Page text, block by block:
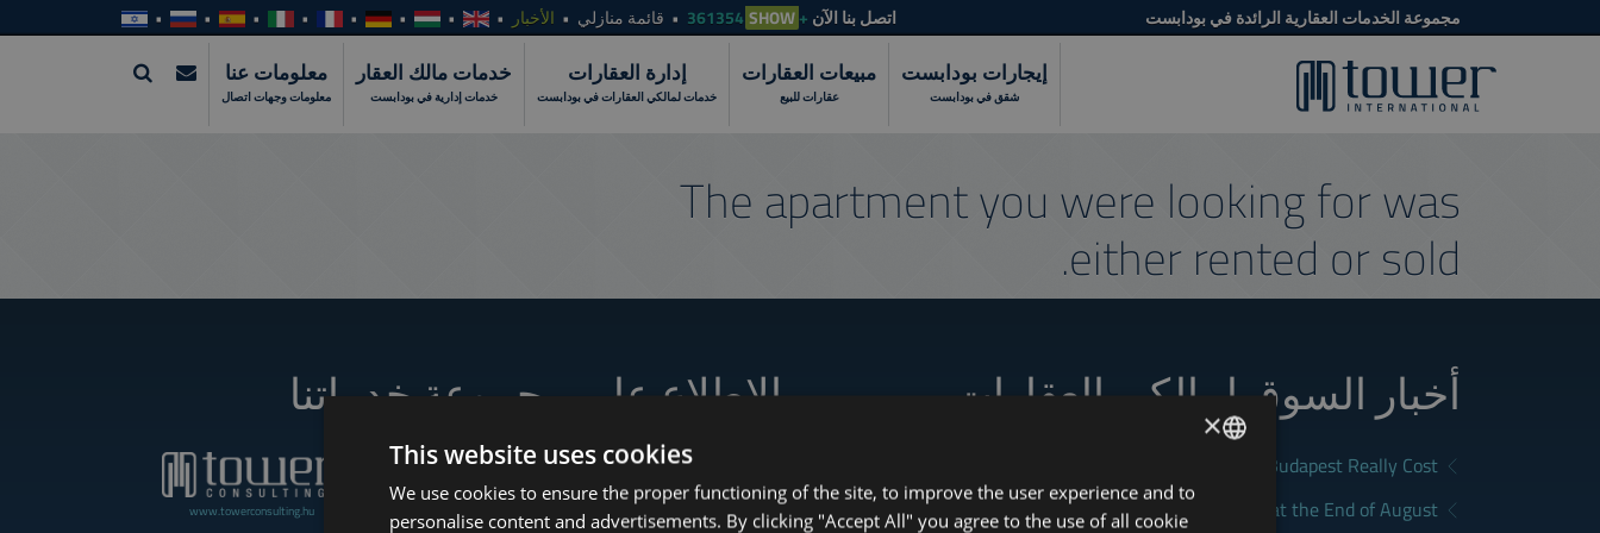
مجموعة الخدمات العقارية الرائدة في بودابست اتصل بنا الآن +361354
SHOW قائمة منازلي الأخبار
إيجارات بودابست
شقق في بودابست
مبيعات العقارات
عقارات للبيع
إدارة العقارات
خدمات لمالكي العقارات في بودابست
خدمات مالك العقار
خدمات إدارية في بودابست
معلومات عنا
معلومات وجهات اتصال
The apartment you were looking for was
either rented or sold.
أخبار السوق لمالكي العقارات
What Does Renting in Budapest Really Cost?
How to Still Find a Good Rental in Budapest at the End of August
الاطلاع على مجموعة خدماتنا
www.tower-investments.com
www.towerassistance.com
www.towerconsulting.hu
ENGLISH
HUNGARIAN
×
This website uses cookies
We use cookies to ensure the proper functioning of the site, to improve the user experience and to
personalise content and advertisements. By clicking "Accept All" you agree to the use of all cookie